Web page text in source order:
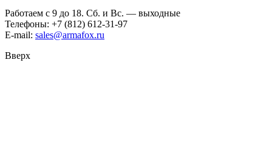
Работаем с 9 до 18. Сб. и Вс. — выходные
Телефоны: +7 (812) 612-31-97
E-mail: sales@armafox.ru
Вверх